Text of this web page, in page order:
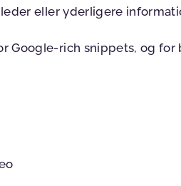
eller yderligere
Google-rich snippets, og for